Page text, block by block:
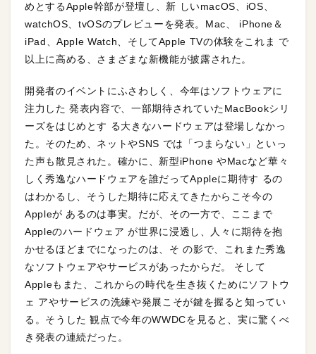
めとするApple幹部が登壇し、新 しいmacOS、iOS、
watchOS、tvOSのプレビューを発表。Mac、 iPhone＆
iPad、Apple Watch、そしてApple TVの体験をこれま で
以上に高める、さまざまな新機能が披露された。
開発者のイベントにふさわしく、今年はソフトウェアに
注力した 発表内容で、一部期待されていたMacBookシリ
ーズをはじめとす る大きなハードウェアは登場しなかっ
た。そのため、ネットやSNS では「つまらない」といっ
た声も散見された。確かに、新型iPhone やMacなど華々
しく秀逸なハードウェアを誰だってAppleに期待す るの
はわかるし、そうした期待に応えてきたからこそ今の
Appleが あるのは事実。だが、その一方で、ここまで
Appleのハードウェア が世界に浸透し、人々に期待を抱
かせるほどまでになったのは、そ の影で、これまた秀逸
なソフトウェアやサービスがあったからだ。 そして
Appleもまた、これからの時代を生き抜くためにソフトウ
ェ アやサービスの洗練や発展こそが鍵を握ると知ってい
る。そうした 観点で今年のWWDCを見ると、実に驚くべ
き発表の連続だった。